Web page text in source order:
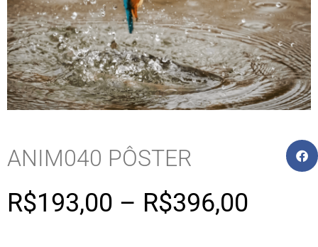
ANIM040 PÔSTER
R$193,00 – R$396,00